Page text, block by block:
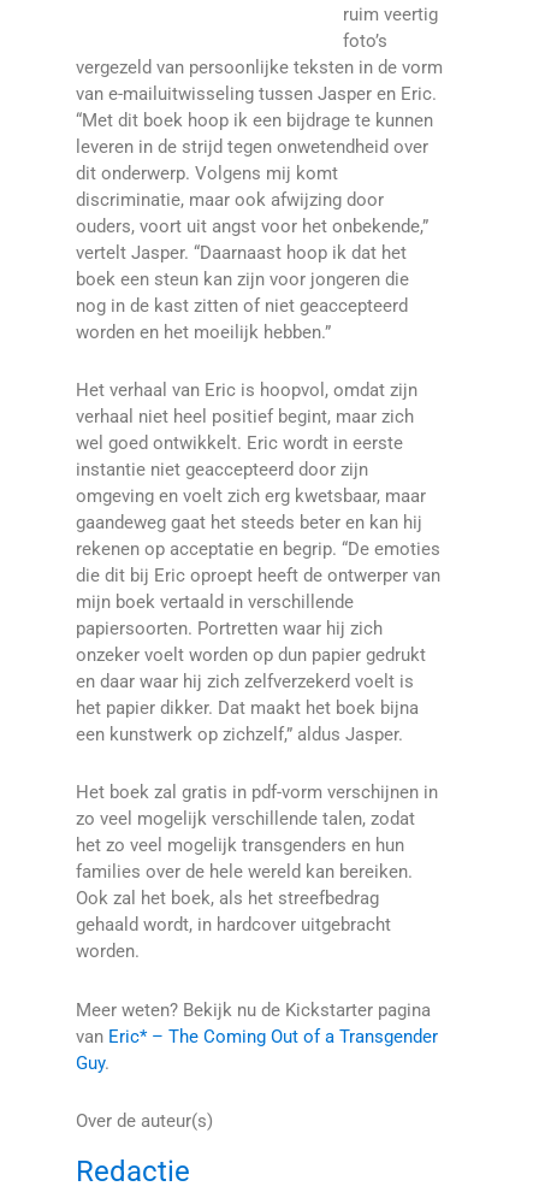
ruim veertig
foto’s
vergezeld van persoonlijke teksten in de vorm
van e-mailuitwisseling tussen Jasper en Eric.
“Met dit boek hoop ik een bijdrage te kunnen
leveren in de strijd tegen onwetendheid over
dit onderwerp. Volgens mij komt
discriminatie, maar ook afwijzing door
ouders, voort uit angst voor het onbekende,”
vertelt Jasper. “Daarnaast hoop ik dat het
boek een steun kan zijn voor jongeren die
nog in de kast zitten of niet geaccepteerd
worden en het moeilijk hebben.”
Het verhaal van Eric is hoopvol, omdat zijn
verhaal niet heel positief begint, maar zich
wel goed ontwikkelt. Eric wordt in eerste
instantie niet geaccepteerd door zijn
omgeving en voelt zich erg kwetsbaar, maar
gaandeweg gaat het steeds beter en kan hij
rekenen op acceptatie en begrip. “De emoties
die dit bij Eric oproept heeft de ontwerper van
mijn boek vertaald in verschillende
papiersoorten. Portretten waar hij zich
onzeker voelt worden op dun papier gedrukt
en daar waar hij zich zelfverzekerd voelt is
het papier dikker. Dat maakt het boek bijna
een kunstwerk op zichzelf,” aldus Jasper.
Het boek zal gratis in pdf-vorm verschijnen in
zo veel mogelijk verschillende talen, zodat
het zo veel mogelijk transgenders en hun
families over de hele wereld kan bereiken.
Ook zal het boek, als het streefbedrag
gehaald wordt, in hardcover uitgebracht
worden.
Meer weten? Bekijk nu de Kickstarter pagina
van Eric* – The Coming Out of a Transgender
Guy.
Over de auteur(s)
Redactie